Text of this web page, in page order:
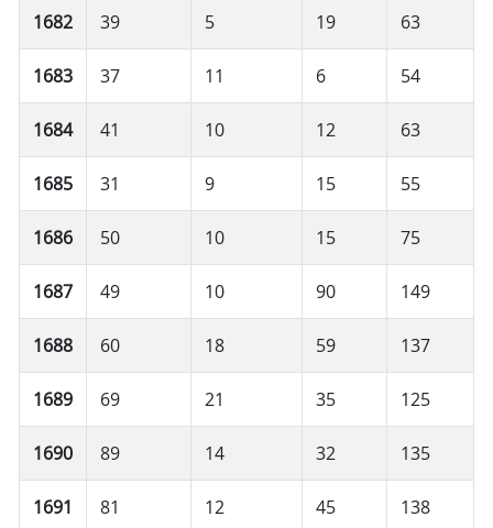
1682 39 5 19 63
1683 37 11 6 54
1684 41 10 12 63
1685 31 9 15 55
1686 50 10 15 75
1687 49 10 90 149
1688 60 18 59 137
1689 69 21 35 125
1690 89 14 32 135
1691 81 12 45 138